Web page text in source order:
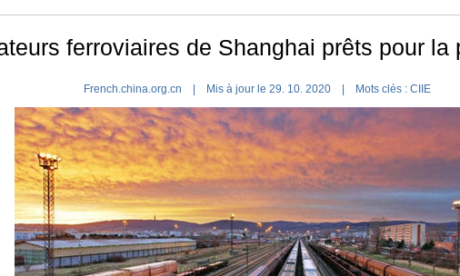
ferroviaires de Shanghai prêts pour la
French.china.org.cn | Mis à jour le 29. 10. 2020 | Mots clés : CIIE